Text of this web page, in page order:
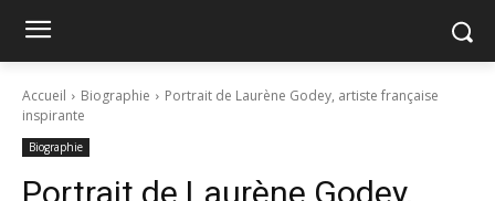
Accueil Biographie
Portrait de Laurène Godey, artiste française
inspirante
Biographie
Portrait de Laurène Godey,